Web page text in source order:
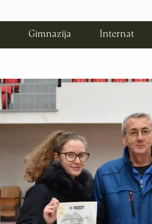
Gimnazija Internat